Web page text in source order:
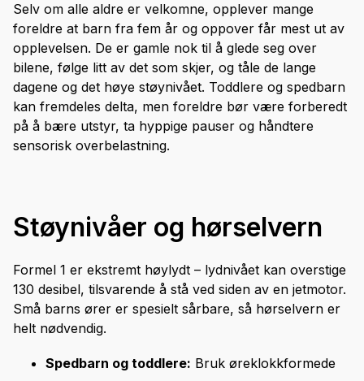
Selv om alle aldre er velkomne, opplever mange
foreldre at barn fra fem år og oppover får mest ut av
opplevelsen. De er gamle nok til å glede seg over
bilene, følge litt av det som skjer, og tåle de lange
dagene og det høye støynivået. Toddlere og spedbarn
kan fremdeles delta, men foreldre bør være forberedt
på å bære utstyr, ta hyppige pauser og håndtere
sensorisk overbelastning.
Støynivåer og hørselvern
Formel 1 er ekstremt høylydt – lydnivået kan overstige
130 desibel, tilsvarende å stå ved siden av en jetmotor.
Små barns ører er spesielt sårbare, så hørselvern er
helt nødvendig.
Spedbarn og toddlere: Bruk øreklokkformede